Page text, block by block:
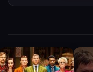
Аглаи
ли